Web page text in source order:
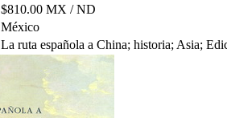
$810.00 MX / ND
México
La ruta española a China; historia; Asia;